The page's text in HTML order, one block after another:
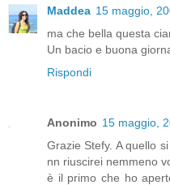
Maddea 15 maggio,
ma che bella questa
Un bacio e buona
Rispondi
Anonimo 15 maggio,
Grazie Stefy. A quello
nn riuscirei nemmeno
è il primo che ho